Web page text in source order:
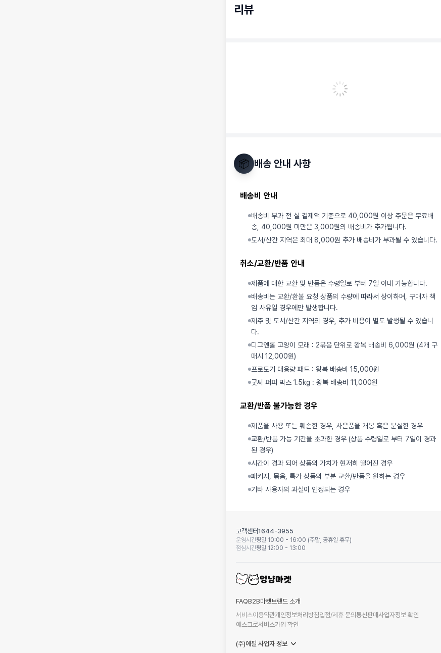
리뷰
📦 배송 안내 사항
배송비 안내
배송비 부과 전 실 결제액 기준으로 40,000원 이상 주문은 무료배
송, 40,000원 미만은 3,000원의 배송비가 추가됩니다.
도서/산간 지역은 최대 8,000원 추가 배송비가 부과될 수 있습니다.
취소/교환/반품 안내
제품에 대한 교환 및 반품은 수령일로 부터 7일 이내 가능합니다.
배송비는 교환/환불 요청 상품의 수량에 따라서 상이하며, 구매자 책
임 사유일 경우에만 발생합니다.
제주 및 도서/산간 지역의 경우, 추가 비용이 별도 발생될 수 있습니
다.
디그앤롤 고양이 모래 : 2묶음 단위로 왕복 배송비 6,000원 (4개 구
매시 12,000원)
프로도기 대용량 패드 : 왕복 배송비 15,000원
굿씨 퍼피 박스 1.5kg : 왕복 배송비 11,000원
교환/반품 불가능한 경우
제품을 사용 또는 훼손한 경우, 사은품을 개봉 혹은 분실한 경우
교환/반품 가능 기간을 초과한 경우 (상품 수령일로 부터 7일이 경과
된 경우)
시간이 경과 되어 상품의 가치가 현저히 떨어진 경우
패키지, 묶음, 특가 상품의 부분 교환/반품을 원하는 경우
기타 사용자의 과실이 인정되는 경우
고객센터1644-3955
운영시간평일 10:00 - 16:00 (주말, 공휴일 휴무)
점심시간평일 12:00 - 13:00
FAQB2B마켓 브랜드 소개
서비스이용약관개인정보처리방침입점/제휴 문의통신판매사업자정보 확인
에스크로서비스가입 확인
(주)에필 사업자 정보